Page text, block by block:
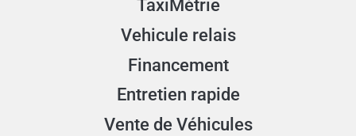
TaxiMétrie
Vehicule relais
Financement
Entretien rapide
Vente de Véhicules